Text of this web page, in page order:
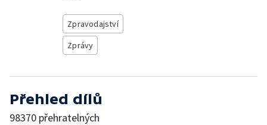
Zpravodajství
Zprávy
Přehled dílů
98370 přehratelných